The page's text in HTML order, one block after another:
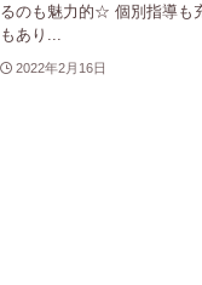
るのも魅力的☆ 個別指導も
もあり...
2022年2月16日